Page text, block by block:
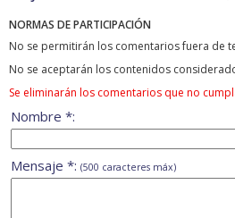
NORMAS DE PARTICIPACIÓN
No se permitirán los comentarios fuera de
No se aceptarán los contenidos
Se eliminarán los comentarios que no
Nombre *:
Mensaje *: (500 caracteres máx)